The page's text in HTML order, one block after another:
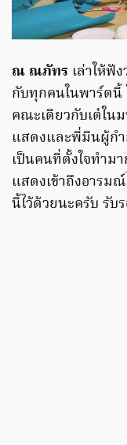
ณ ณภัทร เล่าให้ฟั
กับทุกคนในพาร์ตนี้
คณะเดียวกับเต๋ใน
แสดงและพี่มีนผู้ก
เป็นคนที่ตั้งใจทำม
แสดงเข้าถึงอารม
นี้ไว้ด้วยนะครับ รับ